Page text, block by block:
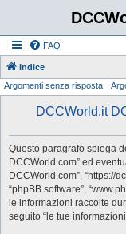
FAQ
Indice
Argomenti senza risposta
DCCWorld.it
Questo paragrafo spiega
DCCWorld.com” ed
DCCWorld.com”, “https://
“phpBB software”,
le informazioni raccolte
seguito “le tue